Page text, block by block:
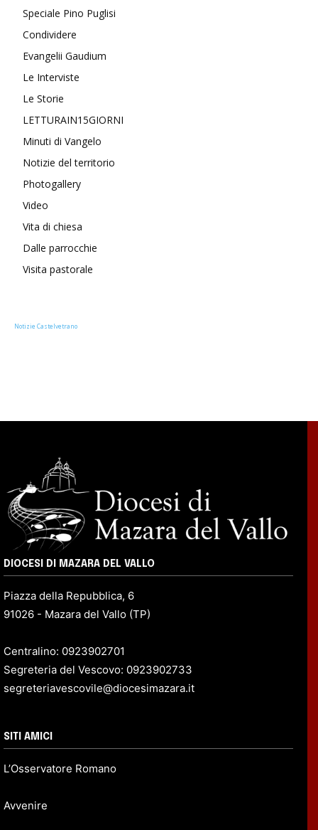
Speciale Pino Puglisi
Condividere
Evangelii Gaudium
Le Interviste
Le Storie
LETTURAIN15GIORNI
Minuti di Vangelo
Notizie del territorio
Photogallery
Video
Vita di chiesa
Dalle parrocchie
Visita pastorale
Notizie Castelvetrano
DIOCESI DI MAZARA DEL VALLO
Piazza della Repubblica, 6
91026 - Mazara del Vallo (TP)
Centralino: 0923902701
Segreteria del Vescovo: 0923902733
segreteriavescovile@diocesimazara.it
SITI AMICI
L’Osservatore Romano
Avvenire